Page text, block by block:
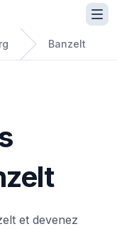
Banzelt
et devenez